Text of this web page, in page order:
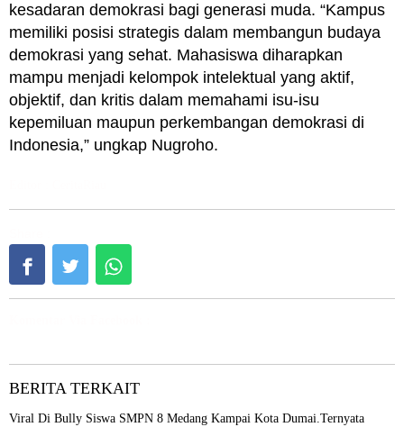
kesadaran demokrasi bagi generasi muda. “Kampus
memiliki posisi strategis dalam membangun budaya
demokrasi yang sehat. Mahasiswa diharapkan
mampu menjadi kelompok intelektual yang aktif,
objektif, dan kritis dalam memahami isu-isu
kepemiluan maupun perkembangan demokrasi di
Indonesia,” ungkap Nugroho.
BERITA TERKAIT
Viral Di Bully Siswa SMPN 8 Medang Kampai Kota Dumai.Ternyata